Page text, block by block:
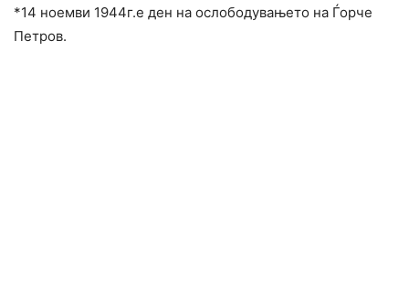
*14 ноемви 1944г.е ден на ослободувањето на Ѓорче
Петров.